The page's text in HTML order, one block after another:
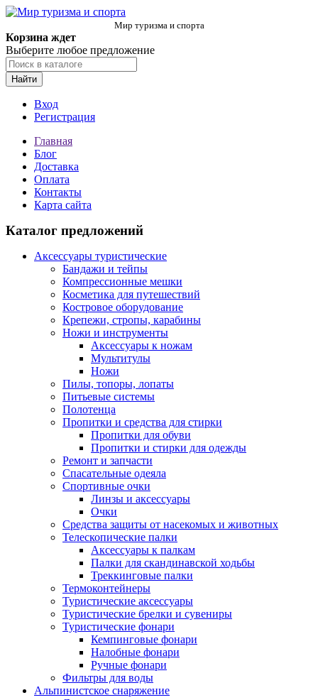
Мир туризма и спорта
Корзина ждет
Выберите любое предложение
Найти
Вход
Регистрация
Главная
Блог
Доставка
Оплата
Контакты
Карта сайта
Каталог предложений
Аксессуары туристические
Бандажи и тейпы
Компрессионные мешки
Косметика для путешествий
Костровое оборудование
Крепежи, стропы, карабины
Ножи и инструменты
Аксессуары к ножам
Мультитулы
Ножи
Пилы, топоры, лопаты
Питьевые системы
Полотенца
Пропитки и средства для стирки
Пропитки для обуви
Пропитки и стирки для одежды
Ремонт и запчасти
Спасательные одеяла
Спортивные очки
Линзы и аксессуары
Очки
Средства защиты от насекомых и животных
Телескопические палки
Аксессуары к палкам
Палки для скандинавской ходьбы
Треккинговые палки
Термоконтейнеры
Туристические аксессуары
Туристические брелки и сувениры
Туристические фонари
Кемпинговые фонари
Налобные фонари
Ручные фонари
Фильтры для воды
Альпинистское снаряжение